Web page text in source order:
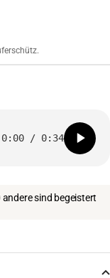
0:00 / 0:34
sind begeistert